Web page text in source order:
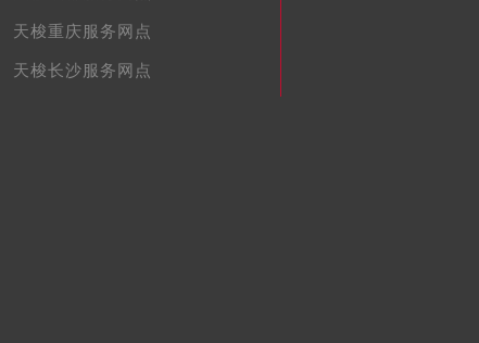
天梭重庆服务网点
天梭长沙服务网点